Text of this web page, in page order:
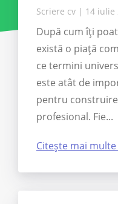
Scriere cv | 14 iulie
După cum îți
există o piață
ce termini
este atât de
pentru
profesional. Fie...
Citește mai multe